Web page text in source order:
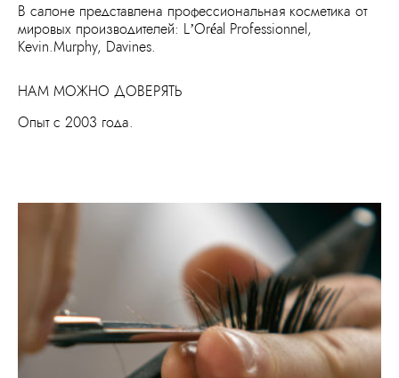
В салоне представлена профессиональная косметика от
мировых производителей: L’Oréal Professionnel,
Kevin.Murphy, Davines.
НАМ МОЖНО ДОВЕРЯТЬ
Опыт с 2003 года.